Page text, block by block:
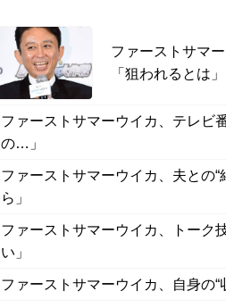
ファーストサマ
「狙われるとは」
ファーストサマーウイカ、テレビ
の…」
ファーストサマーウイカ、夫との
ら」
ファーストサマーウイカ、トーク
い」
ファーストサマーウイカ、自身の“